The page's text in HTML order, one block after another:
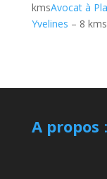
kmsAvocat à
Yvelines – 8 kms
A propos :